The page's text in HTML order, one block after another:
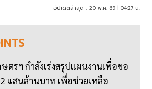
อัปเดตล่าสุด : 20 พ.ค. 69 | 04:27 น.
ษตรฯ กำลังเร่งสรุปแผนงานเพื่อขอ
2 แสนล้านบาท เพื่อช่วยเหลือ